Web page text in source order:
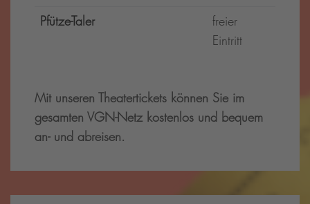
Pfütze-Taler
freier
Eintritt
Mit unseren Theatertickets können Sie im
gesamten VGN-Netz kostenlos und bequem
an- und abreisen.